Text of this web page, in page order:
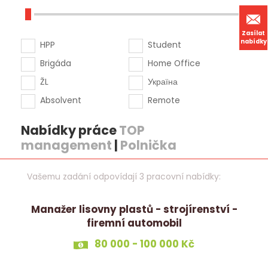
Zasílat
nabídky
HPP
Brigáda
ŽL
Absolvent
Student
Home Office
Україна
Remote
Nabídky práceTOP
management | Polnička
Vašemu zadání odpovídají 3 pracovní nabídky:
Manažer lisovny plastů - strojírenství -
firemní automobil
80 000 - 100 000 Kč